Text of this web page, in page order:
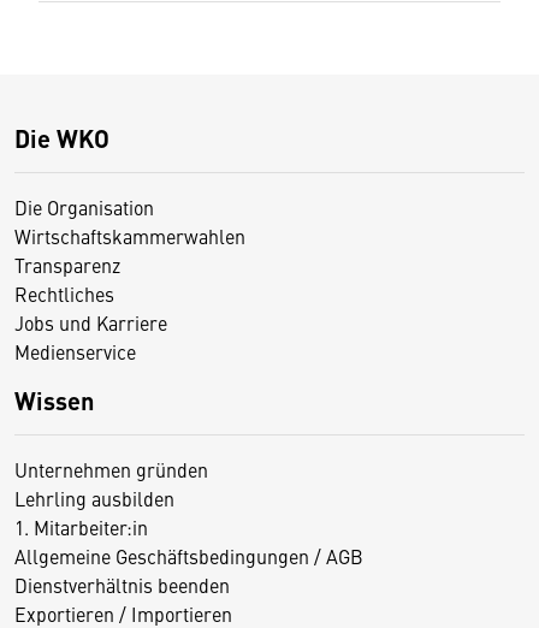
Die WKO
Die Organisation
Wirtschaftskammerwahlen
Transparenz
Rechtliches
Jobs und Karriere
Medienservice
Wissen
Unternehmen gründen
Lehrling ausbilden
1. Mitarbeiter:in
Allgemeine Geschäftsbedingungen / AGB
Dienstverhältnis beenden
Exportieren / Importieren